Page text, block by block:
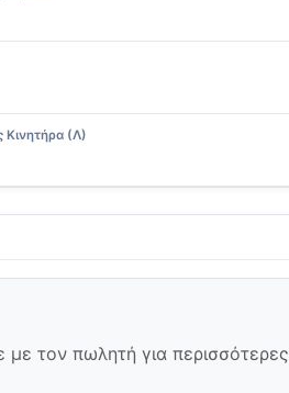
Κινητήρα (Λ)
με τον πωλητή για περισσότερες